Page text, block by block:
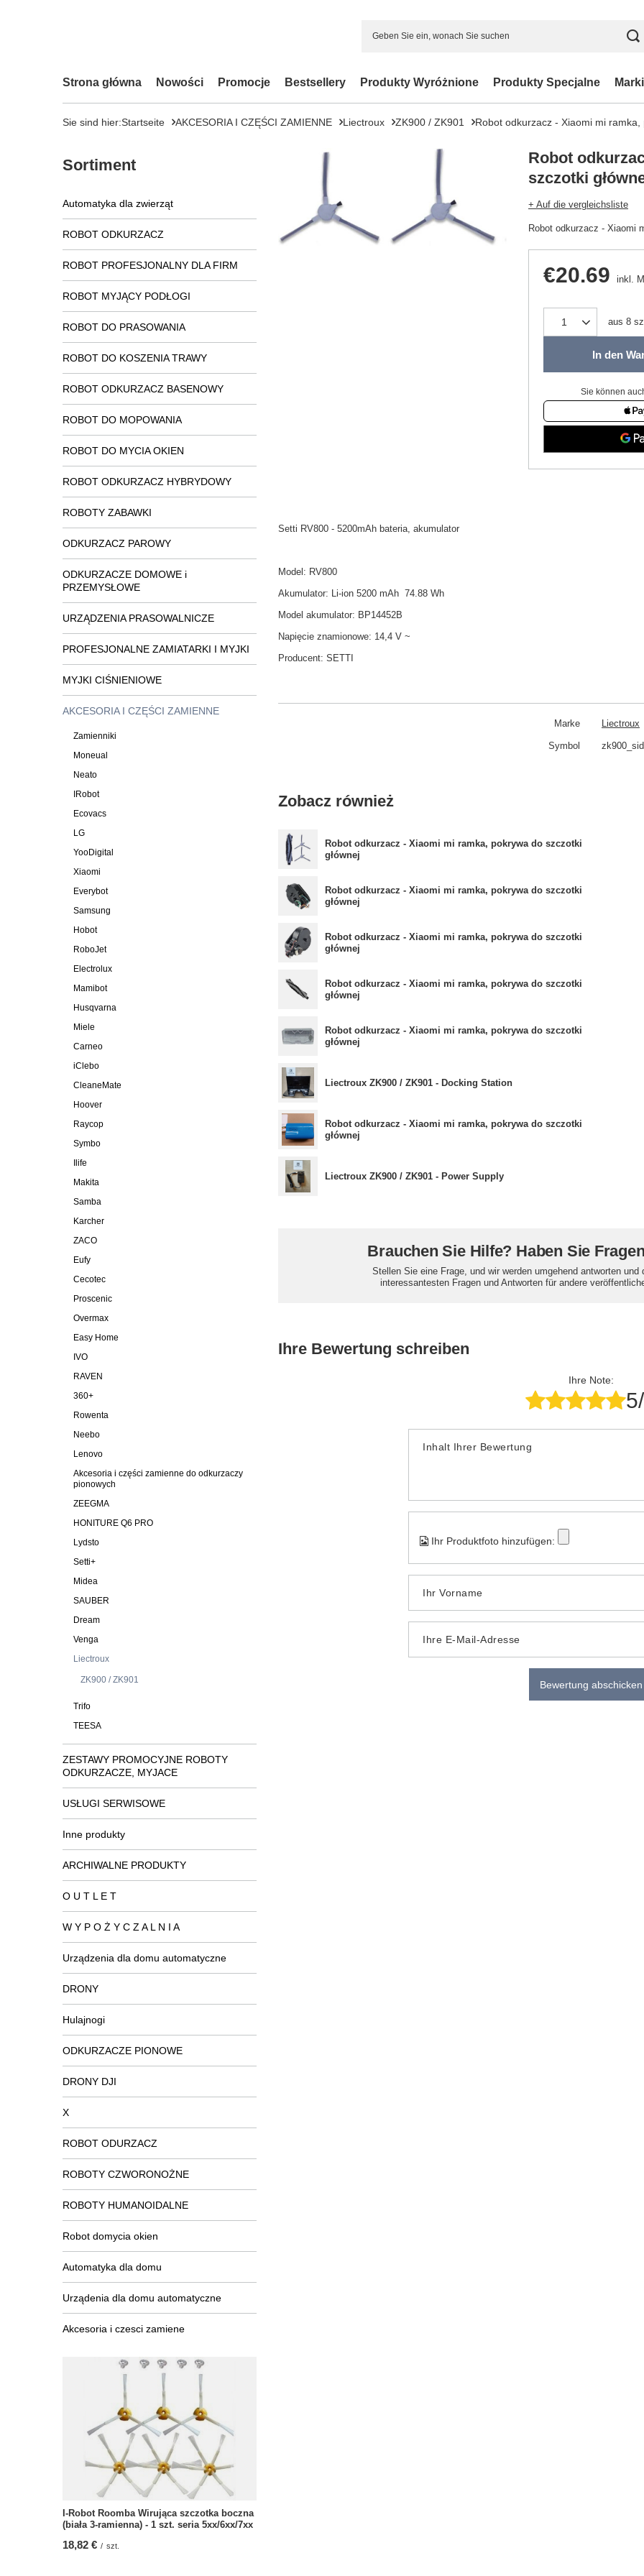
Strona główna Nowości Promocje Bestsellery Produkty Wyróżnione Produkty Specjalne Marki
Sie sind hier:Startseite AKCESORIA I CZĘŚCI ZAMIENNE Liectroux ZK900 / ZK901 Robot odkurzacz - Xiaomi mi ramka,
Sortiment
Automatyka dla zwierząt
ROBOT ODKURZACZ
ROBOT PROFESJONALNY DLA FIRM
ROBOT MYJĄCY PODŁOGI
ROBOT DO PRASOWANIA
ROBOT DO KOSZENIA TRAWY
ROBOT ODKURZACZ BASENOWY
ROBOT DO MOPOWANIA
ROBOT DO MYCIA OKIEN
ROBOT ODKURZACZ HYBRYDOWY
ROBOTY ZABAWKI
ODKURZACZ PAROWY
ODKURZACZE DOMOWE i
PRZEMYSŁOWE
URZĄDZENIA PRASOWALNICZE
PROFESJONALNE ZAMIATARKI I MYJKI
MYJKI CIŚNIENIOWE
AKCESORIA I CZĘŚCI ZAMIENNE
Zamienniki
Moneual
Neato
IRobot
Ecovacs
LG
YooDigital
Xiaomi
Everybot
Samsung
Hobot
RoboJet
Electrolux
Mamibot
Husqvarna
Miele
Carneo
iClebo
CleaneMate
Hoover
Raycop
Symbo
Ilife
Makita
Samba
Karcher
ZACO
Eufy
Cecotec
Proscenic
Overmax
Easy Home
IVO
RAVEN
360+
Rowenta
Neebo
Lenovo
Akcesoria i części zamienne do odkurzaczy
pionowych
ZEEGMA
HONITURE Q6 PRO
Lydsto
Setti+
Midea
SAUBER
Dream
Venga
Liectroux
ZK900 / ZK901
Trifo
TEESA
ZESTAWY PROMOCYJNE ROBOTY
ODKURZACZE, MYJACE
USŁUGI SERWISOWE
Inne produkty
ARCHIWALNE PRODUKTY
O U T L E T
W Y P O Ż Y C Z A L N I A
Urządzenia dla domu automatyczne
DRONY
Hulajnogi
ODKURZACZE PIONOWE
DRONY DJI
X
ROBOT ODURZACZ
ROBOTY CZWORONOŻNE
ROBOTY HUMANOIDALNE
Robot domycia okien
Automatyka dla domu
Urządenia dla domu automatyczne
Akcesoria i czesci zamiene
I-Robot Roomba Wirująca szczotka boczna
(biała 3-ramienna) - 1 szt. seria 5xx/6xx/7xx
18,82 € / szt.
Robot
szczotki
+ Auf die vergleichsliste
Robot odkurzacz - Xiaomi
€20.69 inkl.
aus 8
In den
Sie können
Setti RV800 - 5200mAh bateria, akumulator
Model: RV800
Akumulator: Li-ion 5200 mAh 74.88 Wh
Model akumulator: BP14452B
Napięcie znamionowe: 14,4 V ~
Producent: SETTI
Marke Liectroux
Symbol
Zobacz również
Robot odkurzacz - Xiaomi mi ramka, pokrywa do szczotki
głównej
Robot odkurzacz - Xiaomi mi ramka, pokrywa do szczotki
głównej
Robot odkurzacz - Xiaomi mi ramka, pokrywa do szczotki
głównej
Robot odkurzacz - Xiaomi mi ramka, pokrywa do szczotki
głównej
Robot odkurzacz - Xiaomi mi ramka, pokrywa do szczotki
głównej
Liectroux ZK900 / ZK901 - Docking Station
Robot odkurzacz - Xiaomi mi ramka, pokrywa do szczotki
głównej
Liectroux ZK900 / ZK901 - Power Supply
Brauchen Sie Hilfe? Haben Sie
Stellen Sie eine Frage, und wir werden umgehend antworten und
interessantesten Fragen und Antworten für andere
Ihre Bewertung schreiben
Ihre Note:
Inhalt Ihrer Bewertung
Ihr Produktfoto hinzufügen:
Ihr Vorname
Ihre E-Mail-Adresse
Bewertung abschicken